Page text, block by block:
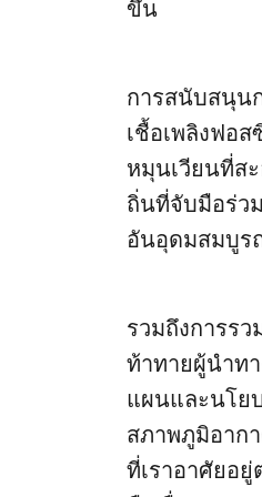
ขึ้น
การสนับสนุน
เชื้อเพลิงฟอ
หมุนเวียนที่ส
ถิ่นที่จับมือร่ว
อันอุดมสมบูร
รวมถึงการร
ท้าทายผู้นำท
แผนและนโย
สภาพภูมิอาก
ที่เราอาศัยอ